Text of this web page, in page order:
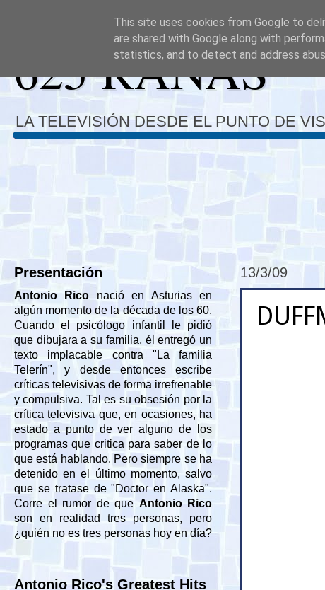
625 RANAS
LA TELEVISIÓN DESDE EL PUNTO DE
13/3/09
Presentación
Antonio Rico nació en Asturias en
algún momento de la década de los 60.
Cuando el psicólogo infantil le pidió
que dibujara a su familia, él entregó un
texto implacable contra "La familia
Telerín", y desde entonces escribe
críticas televisivas de forma irrefrenable
y compulsiva. Tal es su obsesión por la
crítica televisiva que, en ocasiones, ha
estado a punto de ver alguno de los
programas que critica para saber de lo
que está hablando. Pero siempre se ha
detenido en el último momento, salvo
que se tratase de "Doctor en Alaska".
Corre el rumor de que Antonio Rico
son en realidad tres personas, pero
¿quién no es tres personas hoy en día?
Antonio Rico's Greatest Hits
This site uses cookies from Google to
are shared with Google along with
statistics, and to detect and address